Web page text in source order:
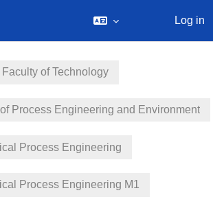
Log in
Faculty of Technology
Process Engineering and Environment
Process Engineering
Process Engineering M1